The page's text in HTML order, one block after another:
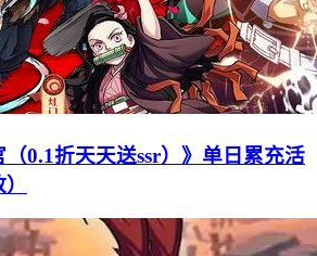
（0.1折天天送ssr）》单日累充活